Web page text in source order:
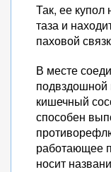
Так, ее купол
таза и
паховой
В месте
подвздошной
кишечный
способен
работающее
носит